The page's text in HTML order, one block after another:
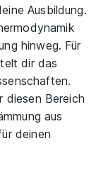
Ausbildung.
hinweg. Für
dir das
diesen Bereich
aus
deinen